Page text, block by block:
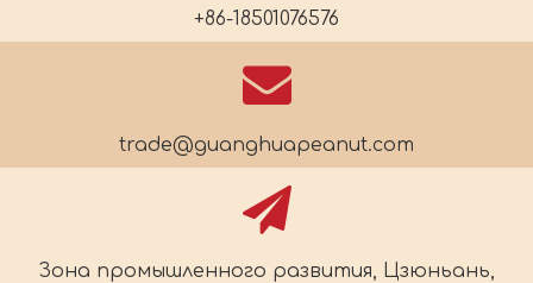
+86-18501076576
trade@guanghuapeanut.com
Зона промышленного развития, Цзюньань,